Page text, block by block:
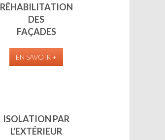
RÉHABILITATION
DES
FAÇADES
EN SAVOIR +
ISOLATION PAR
L'EXTÉRIEUR